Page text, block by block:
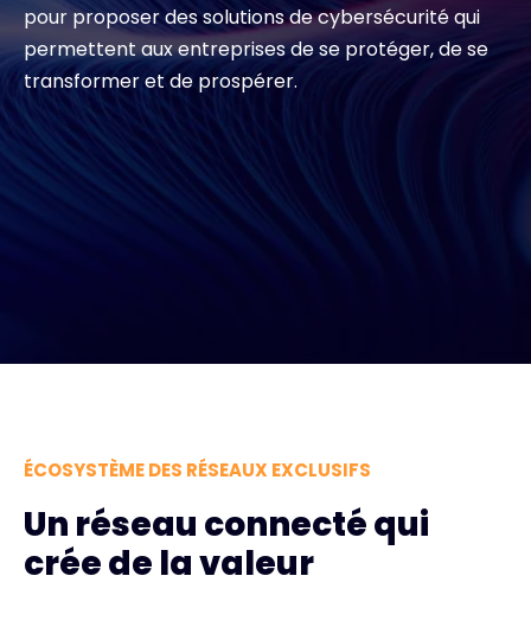
#weareexclusive
pour proposer des solutions de cybersécurité qui
permettent aux entreprises de se protéger, de se
transformer et de prospérer.
ÉCOSYSTÈME DES RÉSEAUX EXCLUSIFS
Un réseau connecté qui
crée de la valeur